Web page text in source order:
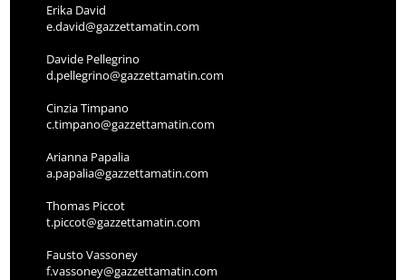
Erika David
e.david@gazzettamatin.com
Davide Pellegrino
d.pellegrino@gazzettamatin.com
Cinzia Timpano
c.timpano@gazzettamatin.com
Arianna Papalia
a.papalia@gazzettamatin.com
Thomas Piccot
t.piccot@gazzettamatin.com
Fausto Vassoney
f.vassoney@gazzettamatin.com